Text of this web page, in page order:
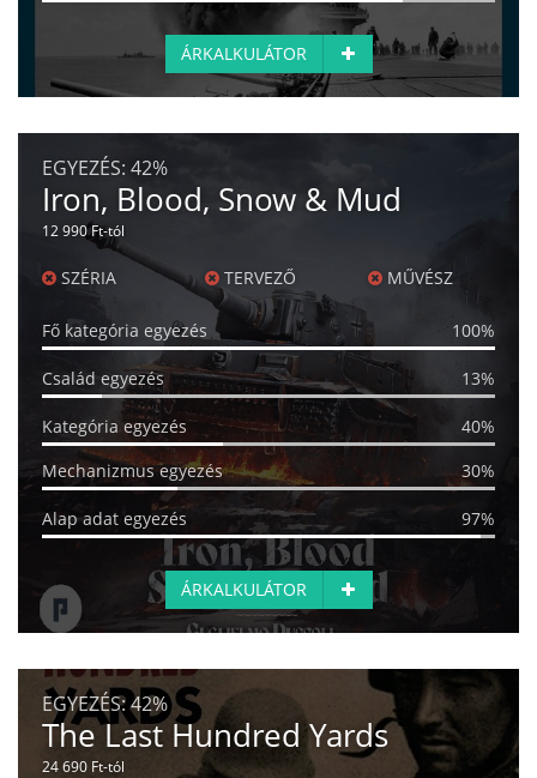
ÁRKALKULÁTOR
EGYEZÉS: 42%
Iron, Blood, Snow & Mud
12 990 Ft-tól
SZÉRIA TERVEZŐ MŰVÉSZ
Fő kategória egyezés 100%
Család egyezés 13%
Kategória egyezés
40%
Mechanizmus egyezés
30%
Alap adat egyezés 97%
ÁRKALKULÁTOR
EGYEZÉS:42%
The Last Hundred Yards
24 690 Ft-tól